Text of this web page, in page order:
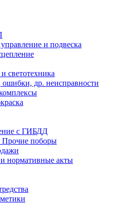
и подвеска
светотехника
др. неисправности
с ГИБДД
поборы
нормативные акты